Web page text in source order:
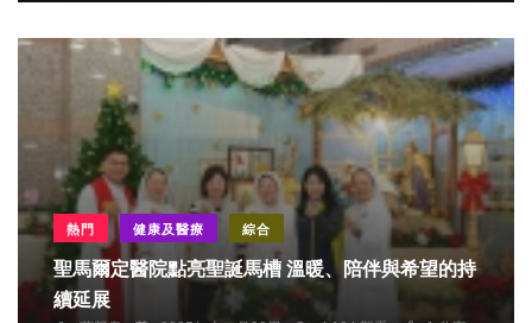
熱門 健康及醫療 綜合
聖馬爾定醫院點亮聖誕馬槽 溫暖、陪伴與希望的持
續延展